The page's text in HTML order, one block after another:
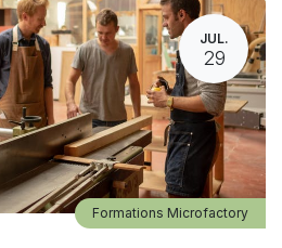
JUL.
29
Formations Microfactory